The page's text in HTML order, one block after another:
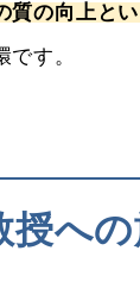
質の向上と
環で
授へ